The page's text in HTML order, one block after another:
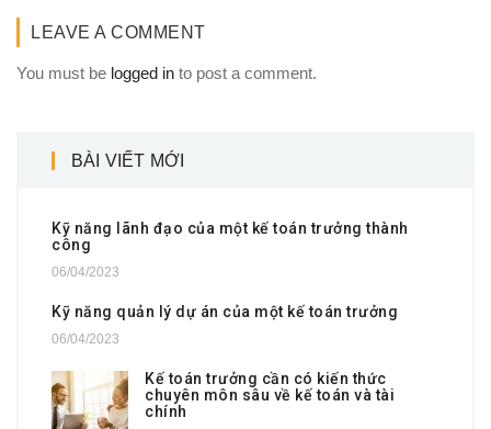
LEAVE A COMMENT
You must be logged in to post a comment.
BÀI VIẾT MỚI
Kỹ năng lãnh đạo của một kế toán trưởng thành
công
06/04/2023
Kỹ năng quản lý dự án của một kế toán trưởng
06/04/2023
Kế toán trưởng cần có kiến thức
chuyên môn sâu về kế toán và tài
chính